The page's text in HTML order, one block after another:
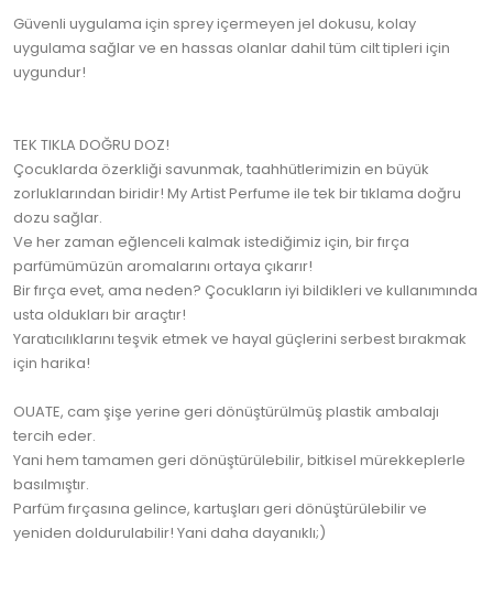
Güvenli uygulama için sprey içermeyen jel dokusu, kolay
uygulama sağlar ve en hassas olanlar dahil tüm cilt tipleri için
uygundur!
TEK TIKLA DOĞRU DOZ!
Çocuklarda özerkliği savunmak, taahhütlerimizin en büyük
zorluklarından biridir! My Artist Perfume ile tek bir tıklama doğru
dozu sağlar.
Ve her zaman eğlenceli kalmak istediğimiz için, bir fırça
parfümümüzün aromalarını ortaya çıkarır!
Bir fırça evet, ama neden? Çocukların iyi bildikleri ve kullanımında
usta oldukları bir araçtır!
Yaratıcılıklarını teşvik etmek ve hayal güçlerini serbest bırakmak
için harika!
OUATE, cam şişe yerine geri dönüştürülmüş plastik ambalajı
tercih eder.
Yani hem tamamen geri dönüştürülebilir, bitkisel mürekkeplerle
basılmıştır.
Parfüm fırçasına gelince, kartuşları geri dönüştürülebilir ve
yeniden doldurulabilir! Yani daha dayanıklı;)